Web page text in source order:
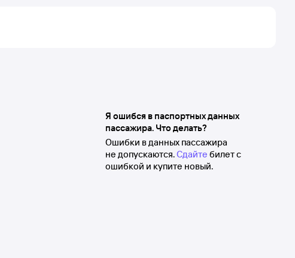
Я ошибся в паспортных данных
пассажира. Что делать?
Ошибки в данных пассажира
не допускаются.Сдайте билет с
ошибкой и купите новый.